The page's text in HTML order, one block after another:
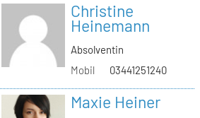
Christine
Heinemann
Absolventin
Mobil
03441251240
Maxie Heiner